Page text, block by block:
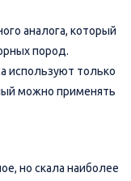
аналога, который
пород.
используют только
можно применять
но скала наиболее